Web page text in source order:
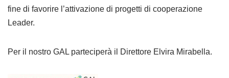
fine di favorire l’attivazione di progetti di cooperazione
Leader.
Per il nostro GAL parteciperà il Direttore Elvira Mirabella.